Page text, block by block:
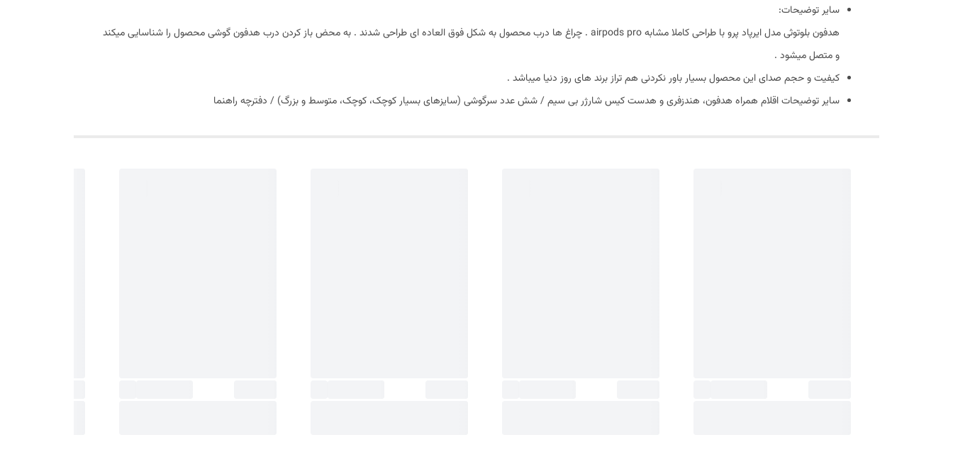
سایر توضیحات:
هدفون بلوتوثی مدل ایرپاد پرو با طراحی کاملا مشابه airpods pro . چراغ ها درب محصول به شکل فوق العاده ای طراحی شدند . به محض باز کردن درب هدفون گوشی محصول را شناسایی میکند
و متصل میشود .
کیفیت و حجم صدای این محصول بسیار باور نکردنی هم تراز برند های روز دنیا میباشد .
سایر توضیحات اقلام همراه هدفون، هندزفری و هدست کیس شارژر بی سیم / شش عدد سرگوشی (سایزهای بسیار کوچک، کوچک، متوسط و بزرگ) / دفترچه راهنما